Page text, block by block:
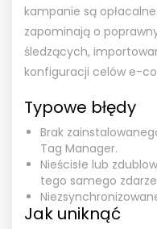
kampanie są
zapominają o
śledzących,
konfiguracji celów e-
Typowe błędy
Brak
Tag Manager.
Nieścisłe lub
tego samego
Jak uniknąć